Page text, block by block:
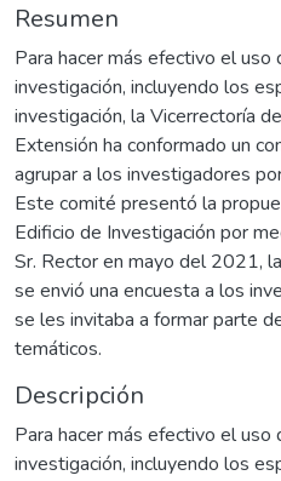
Resumen
Para hacer más efectivo el uso
investigación, incluyendo los
investigación, la Vicerrectoría
Extensión ha conformado un
agrupar a los investigadores
Este comité presentó la
Edificio de Investigación por
Sr. Rector en mayo del 2021,
se envió una encuesta a los
se les invitaba a formar parte
temáticos.
Descripción
Para hacer más efectivo el uso
investigación, incluyendo los